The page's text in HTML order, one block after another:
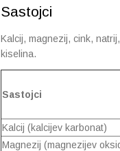
Sastojci
Kalcij, magnezij, cink,
kiselina.
Sastojci
Kalcij (kalcijev karbonat)
Magnezij (magnezijev